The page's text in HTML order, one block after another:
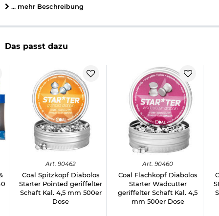
Details zu Coal Rundkopf-Diabolos semi domed:
Gewicht pro Diabolo: 0,50g / 7,72gr.
Schaft: geriffelt
Herstellerinformationen
... mehr Beschreibung
Das passt dazu
Art. 90462
Coal Spitzkopf Diabolos
Starter Pointed geriffelter
Schaft Kal. 4,5 mm 500er
Dose
Art. 90460
Coal Flachkopf Diabolos
Starter Wadcutter
geriffelter Schaft Kal. 4,5
mm 500er Dose